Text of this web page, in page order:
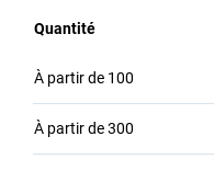
Quantité
À partir de 100
À partir de300